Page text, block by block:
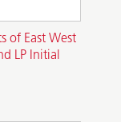
of East West
LP Initial